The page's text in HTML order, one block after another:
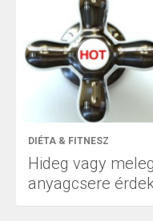
DIÉTA & FITNESZ
Hideg vagy
anyagcsere